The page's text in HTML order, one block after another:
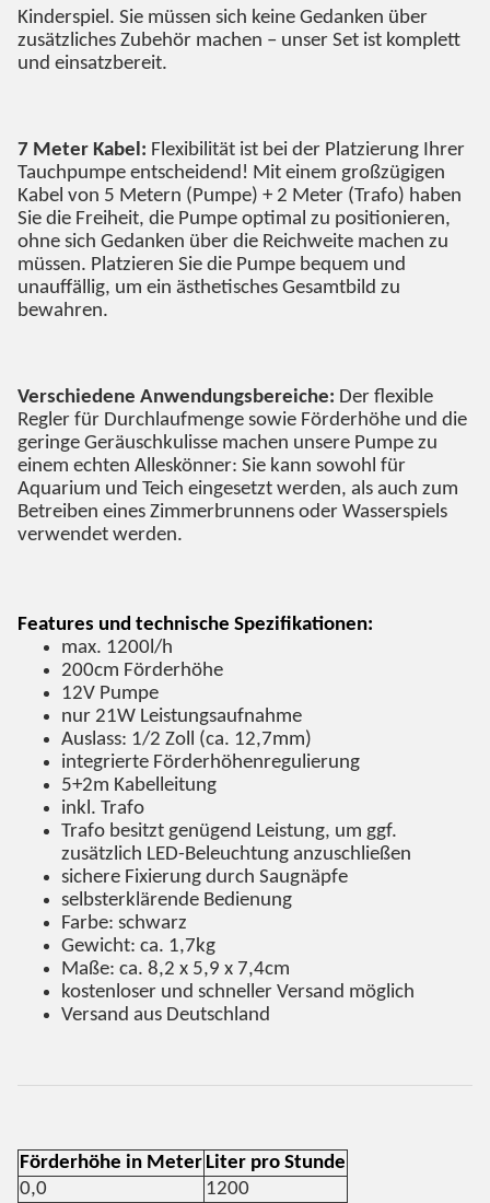
Kinderspiel. Sie müssen sich keine Gedanken über
zusätzliches Zubehör machen – unser Set ist komplett
und einsatzbereit.
7 Meter Kabel: Flexibilität ist bei der Platzierung Ihrer
Tauchpumpe entscheidend! Mit einem großzügigen
Kabel von 5 Metern (Pumpe) + 2 Meter (Trafo) haben
Sie die Freiheit, die Pumpe optimal zu positionieren,
ohne sich Gedanken über die Reichweite machen zu
müssen. Platzieren Sie die Pumpe bequem und
unauffällig, um ein ästhetisches Gesamtbild zu
bewahren.
Verschiedene Anwendungsbereiche: Der flexible
Regler für Durchlaufmenge sowie Förderhöhe und die
geringe Geräuschkulisse machen unsere Pumpe zu
einem echten Alleskönner: Sie kann sowohl für
Aquarium und Teich eingesetzt werden, als auch zum
Betreiben eines Zimmerbrunnens oder Wasserspiels
verwendet werden.
Features und technische Spezifikationen:
max. 1200l/h
200cm Förderhöhe
12V Pumpe
nur 21W Leistungsaufnahme
Auslass: 1/2 Zoll (ca. 12,7mm)
integrierte Förderhöhenregulierung
5+2m Kabelleitung
inkl. Trafo
Trafo besitzt genügend Leistung, um ggf.
zusätzlich LED-Beleuchtung anzuschließen
sichere Fixierung durch Saugnäpfe
selbsterklärende Bedienung
Farbe: schwarz
Gewicht: ca. 1,7kg
Maße: ca. 8,2 x 5,9 x 7,4cm
kostenloser und schneller Versand möglich
Versand aus Deutschland
Förderhöhe in Meter Liter pro Stunde
0,0
1200